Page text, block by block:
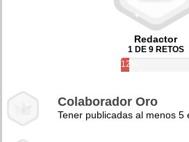
Redactor
1 DE 9 RETOS
12%
Colaborador Oro
Tener publicadas al menos 5